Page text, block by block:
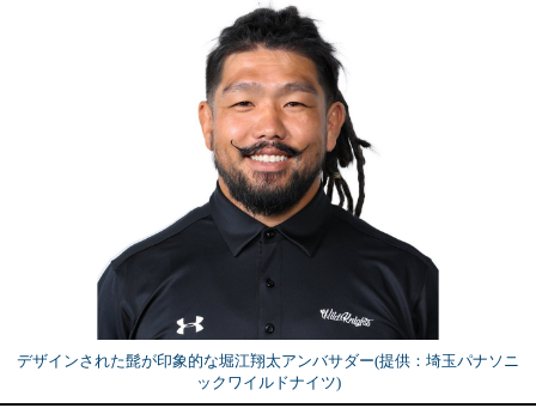
デザインされた髭が印象的な堀江翔太アンバサダー(提供：埼玉パナソニ
ックワイルドナイツ)